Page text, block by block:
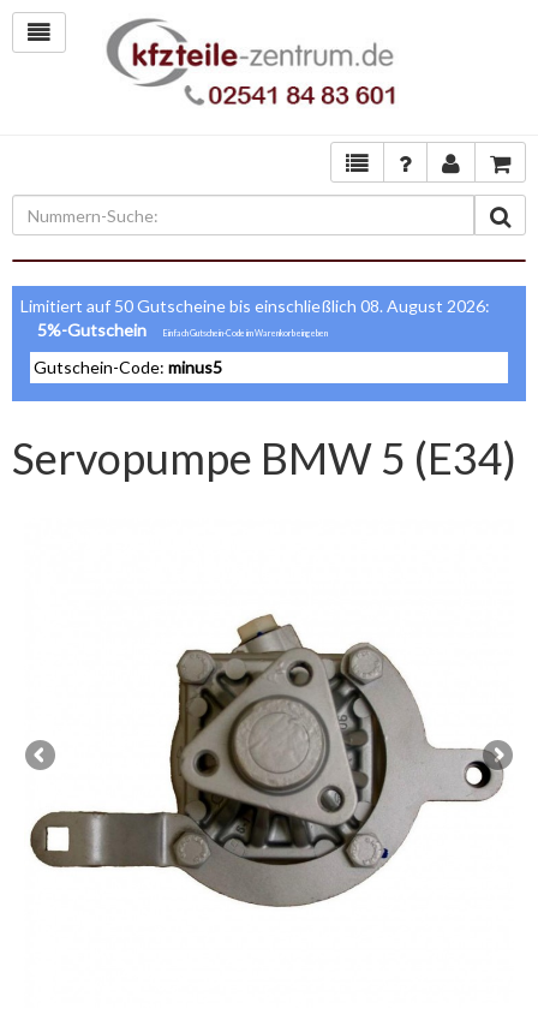
Limitiert auf 50 Gutscheine bis einschließlich 08. August 2026:
5%-Gutschein
Gutschein-Code: minus5
Servopumpe BMW 5 (E34)